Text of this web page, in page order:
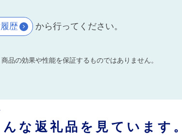
歴 から行ってください。
品の効果や性能を保証するものではありません。
な返礼品を見ています。